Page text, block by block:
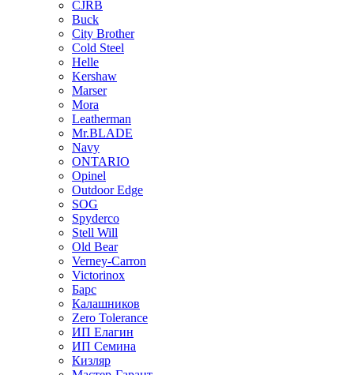
CJRB
Buck
City Brother
Cold Steel
Helle
Kershaw
Marser
Mora
Leatherman
Mr.BLADE
Navy
ONTARIO
Opinel
Outdoor Edge
SOG
Spyderco
Stell Will
Old Bear
Verney-Carron
Victorinox
Барс
Калашников
Zero Tolerance
ИП Елагин
ИП Семина
Кизляр